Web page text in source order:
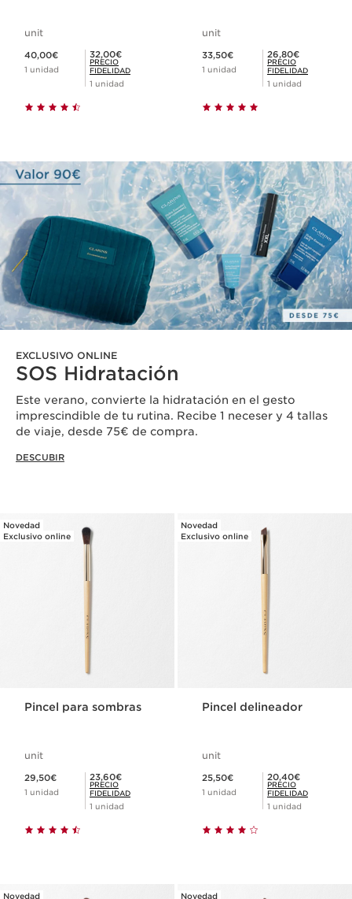
unit
40,00€
1 unidad
Precio Fidelidad 32,00€
32,00€
PRECIO
FIDELIDAD
1 unidad
unit
33,50€
1 unidad
Precio Fidelidad 26,80€
26,80€
PRECIO
FIDELIDAD
1 unidad
EXCLUSIVO ONLINE
SOS Hidratación
Este verano, convierte la hidratación en el gesto
imprescindible de tu rutina. Recibe 1 neceser y 4 tallas
de viaje, desde 75€ de compra.
DESCUBIR
Novedad
Exclusivo online
Pincel para sombras
unit
29,50€
1 unidad
Precio Fidelidad 23,60€
23,60€
PRECIO
FIDELIDAD
1 unidad
Novedad
Exclusivo online
Pincel delineador
unit
25,50€
1 unidad
Precio Fidelidad 20,40€
20,40€
PRECIO
FIDELIDAD
1 unidad
Novedad Novedad